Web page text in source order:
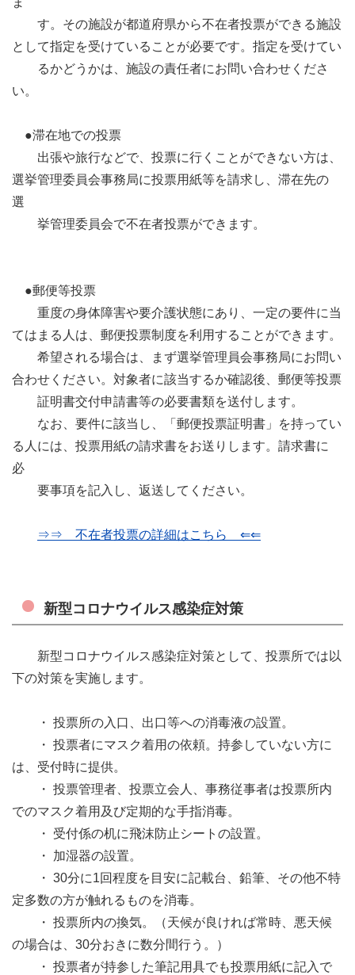
す。その施設が都道府県から不在者投票ができる施設
として指定を受けていることが必要です。指定を受けてい
るかどうかは、施設の責任者にお問い合わせくださ
い。
●滞在地での投票
出張や旅行などで、投票に行くことができない方は、
選挙管理委員会事務局に投票用紙等を請求し、滞在先の
選
挙管理委員会で不在者投票ができます。
●郵便等投票
重度の身体障害や要介護状態にあり、一定の要件に当
てはまる人は、郵便投票制度を利用することができます。
希望される場合は、まず選挙管理員会事務局にお問い
合わせください。対象者に該当するか確認後、郵便等投票
証明書交付申請書等の必要書類を送付します。
なお、要件に該当し、「郵便投票証明書」を持ってい
る人には、投票用紙の請求書をお送りします。請求書に
必
要事項を記入し、返送してください。
⇒⇒ 不在者投票の詳細はこちら ⇐⇐
新型コロナウイルス感染症対策
新型コロナウイルス感染症対策として、投票所では以
下の対策を実施します。
・ 投票所の入口、出口等への消毒液の設置。
・ 投票者にマスク着用の依頼。持参していない方に
は、受付時に提供。
・ 投票管理者、投票立会人、事務従事者は投票所内
でのマスク着用及び定期的な手指消毒。
・ 受付係の机に飛沫防止シートの設置。
・ 加湿器の設置。
・ 30分に1回程度を目安に記載台、鉛筆、その他不特
定多数の方が触れるものを消毒。
・ 投票所内の換気。（天候が良ければ常時、悪天候
の場合は、30分おきに数分間行う。）
・ 投票者が持参した筆記用具でも投票用紙に記入で